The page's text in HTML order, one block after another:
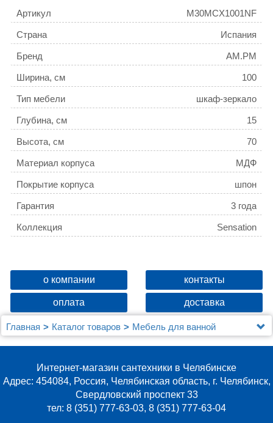
Артикул M30MCX1001NF
Страна Испания
Бренд AM.PM
Ширина, см 100
Тип мебели шкаф-зеркало
Глубина, см 15
Высота, см 70
Материал корпуса МДФ
Покрытие корпуса шпон
Гарантия 3 года
Коллекция Sensation
о компании контакты
оплата доставка
Главная Каталог товаров
Мебель для ванной
Зеркальные шкафы
Интернет-магазин сантехники в Челябинске
Адрес: 454084, Россия, Челябинская область, г. Челябинск,
Свердловский проспект 33
тел: 8 (351) 777-63-03, 8 (351) 777-63-04